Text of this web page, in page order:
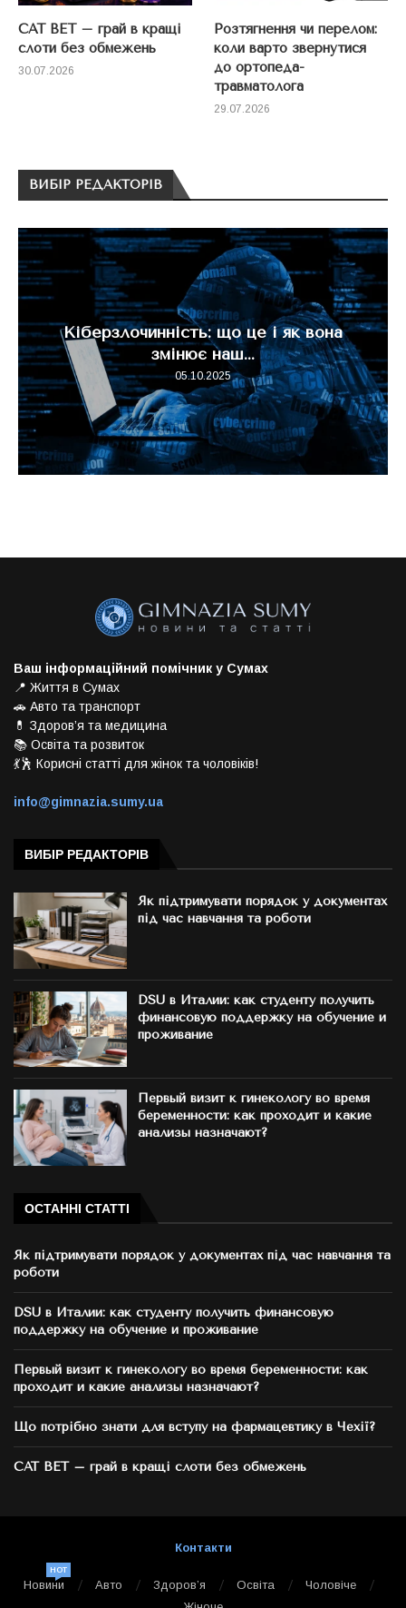
CAT BET – грай в кращі
слоти без обмежень
30.07.2026
Розтягнення чи перелом:
коли варто звернутися
до ортопеда-
травматолога
29.07.2026
ВИБІР РЕДАКТОРІВ
Кіберзлочинність: що це і як вона
змінює наш...
05.10.2025
Ваш інформаційний помічник у Сумах
📍 Життя в Сумах
🚗 Авто та транспорт
💊 Здоров’я та медицина
📚 Освіта та розвиток
💃🕺 Корисні статті для жінок та чоловіків!
info@gimnazia.sumy.ua
ВИБІР РЕДАКТОРІВ
Як підтримувати порядок у документах
під час навчання та роботи
DSU в Италии: как студенту получить
финансовую поддержку на обучение и
проживание
Первый визит к гинекологу во время
беременности: как проходит и какие
анализы назначают?
ОСТАННІ СТАТТІ
Як підтримувати порядок у документах під час навчання та
роботи
DSU в Италии: как студенту получить финансовую
поддержку на обучение и проживание
Первый визит к гинекологу во время беременности: как
проходит и какие анализы назначают?
Що потрібно знати для вступу на фармацевтику в Чехії?
CAT BET – грай в кращі слоти без обмежень
Контакти
Новини
HOT
Авто Здоров’я Освіта
Чоловіче